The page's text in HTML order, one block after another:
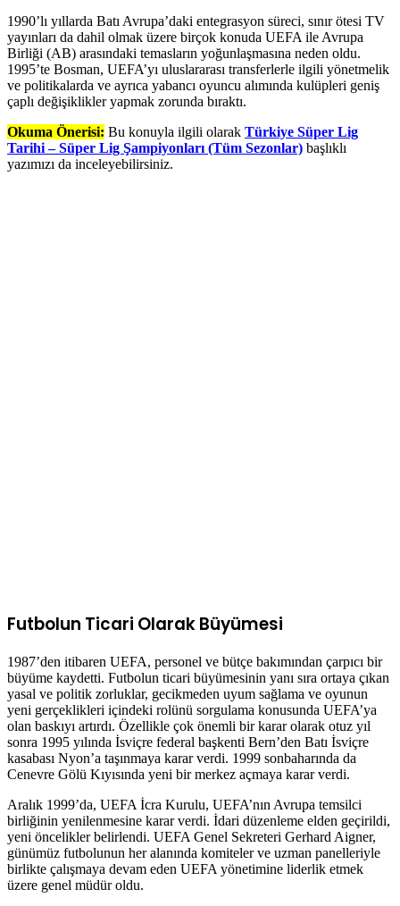
1990’lı yıllarda Batı Avrupa’daki entegrasyon süreci, sınır ötesi TV
yayınları da dahil olmak üzere birçok konuda UEFA ile Avrupa
Birliği (AB) arasındaki temasların yoğunlaşmasına neden oldu.
1995’te Bosman, UEFA’yı uluslararası transferlerle ilgili yönetmelik
ve politikalarda ve ayrıca yabancı oyuncu alımında kulüpleri geniş
çaplı değişiklikler yapmak zorunda bıraktı.
Okuma Önerisi: Bu konuyla ilgili olarak Türkiye Süper Lig
Tarihi – Süper Lig Şampiyonları (Tüm Sezonlar) başlıklı
yazımızı da inceleyebilirsiniz.
Futbolun Ticari Olarak Büyümesi
1987’den itibaren UEFA, personel ve bütçe bakımından çarpıcı bir
büyüme kaydetti. Futbolun ticari büyümesinin yanı sıra ortaya çıkan
yasal ve politik zorluklar, gecikmeden uyum sağlama ve oyunun
yeni gerçeklikleri içindeki rolünü sorgulama konusunda UEFA’ya
olan baskıyı artırdı. Özellikle çok önemli bir karar olarak otuz yıl
sonra 1995 yılında İsviçre federal başkenti Bern’den Batı İsviçre
kasabası Nyon’a taşınmaya karar verdi. 1999 sonbaharında da
Cenevre Gölü Kıyısında yeni bir merkez açmaya karar verdi.
Aralık 1999’da, UEFA İcra Kurulu, UEFA’nın Avrupa temsilci
birliğinin yenilenmesine karar verdi. İdari düzenleme elden geçirildi,
yeni öncelikler belirlendi. UEFA Genel Sekreteri Gerhard Aigner,
günümüz futbolunun her alanında komiteler ve uzman panelleriyle
birlikte çalışmaya devam eden UEFA yönetimine liderlik etmek
üzere genel müdür oldu.